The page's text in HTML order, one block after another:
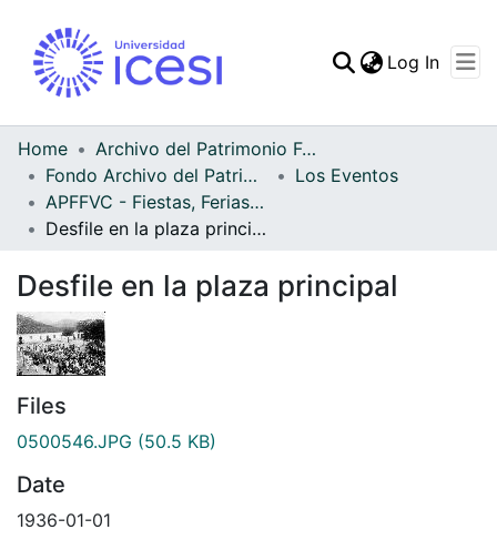
Statistics
Log In
Home
Archivo del Patrimonio Fotográfico y Fílmico del Valle del Cauca
Fondo Archivo del Patrimonio Fotográfico y Fílmico del Valle del Cauca
Los Eventos
APFFVC - Fiestas, Ferias y Carnavales - Patrimonial
Desfile en la plaza principal
Desfile en la plaza principal
Files
0500546.JPG (50.5 KB)
Date
1936-01-01